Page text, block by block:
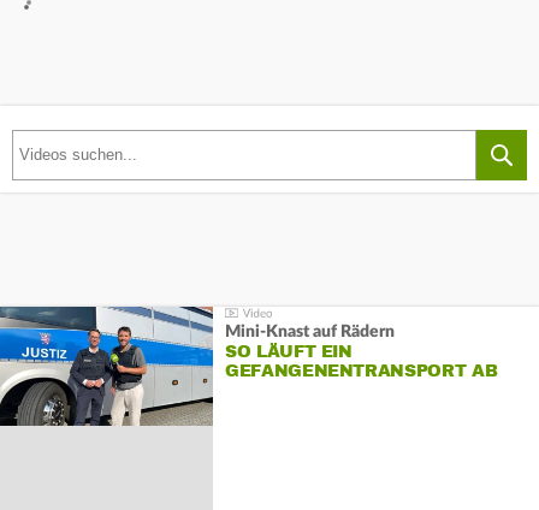
Mini-Knast auf Rädern
SO LÄUFT EIN
GEFANGENENTRANSPORT AB